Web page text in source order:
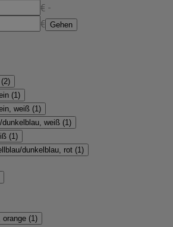
€ -
€ Gehen
(2)
(1)
weiß (1)
dunkelblau, weiß (1)
(1)
dunkelblau, rot (1)
orange (1)